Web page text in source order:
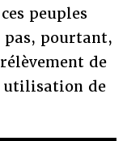
peuples
pourtant,
de
utilisation de